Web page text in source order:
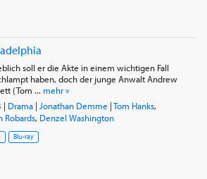
soll er die Akte in einem wichtigen Fall
haben, doch der junge Anwalt Andrew
(Tom ... mehr »
| Drama| Jonathan Demme |Tom Hanks,
Robards, Denzel Washington
Blu-ray